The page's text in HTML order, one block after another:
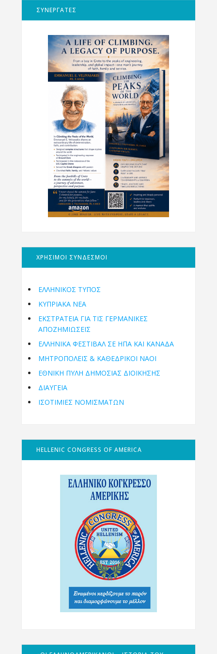
ΣΥΝΕΡΓΑΤΕΣ
ΧΡΗΣΙΜΟΙ ΣΥΝΔΕΣΜΟΙ
ΕΛΛΗΝΙΚΟΣ ΤΥΠΟΣ
ΚΥΠΡΙΑΚΑ ΝΕΑ
ΕΚΣΤΡΑΤΕΙΑ ΓΙΑ ΤΙΣ ΓΕΡΜΑΝΙΚΕΣ
ΑΠΟΖΗΜΙΩΣΕΙΣ
ΕΛΛΗΝΙΚΆ ΦΕΣΤΙΒΆΛ ΣΕ ΗΠΑ ΚΑΙ ΚΑΝΑΔΑ
ΜΗΤΡΟΠΌΛΕΙΣ & ΚΑΘΕΔΡΙΚΟΊ ΝΑΟΊ
ΕΘΝΙΚΉ ΠΎΛΗ ΔΗΜΌΣΙΑΣ ΔΙΟΊΚΗΣΗΣ
ΔΙΑΥΓΕΙΑ
ΙΣΟΤΙΜΙΕΣ ΝΟΜΙΣΜΑΤΩΝ
HELLENIC CONGRESS OF AMERICA